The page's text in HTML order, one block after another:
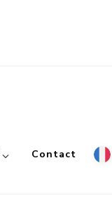
Contact